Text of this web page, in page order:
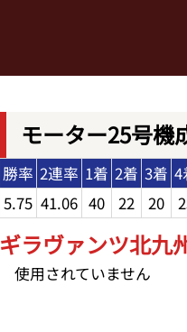
モーター25号機
勝率 2連率 1着 2着 3着 4
5.75 41.06 40 22 20
ギラヴァンツ北九
使用されていません